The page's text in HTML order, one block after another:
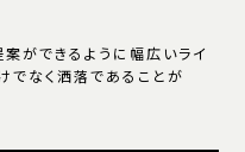
ができるように幅広いライ
でなく洒落であることが